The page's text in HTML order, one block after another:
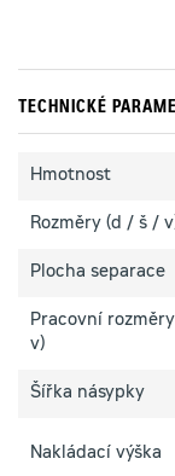
TECHNICKÉ
Hmotnost
Rozměry (d / š /
Plocha separace
Pracovní
v)
Šířka násypky
Nakládací výška